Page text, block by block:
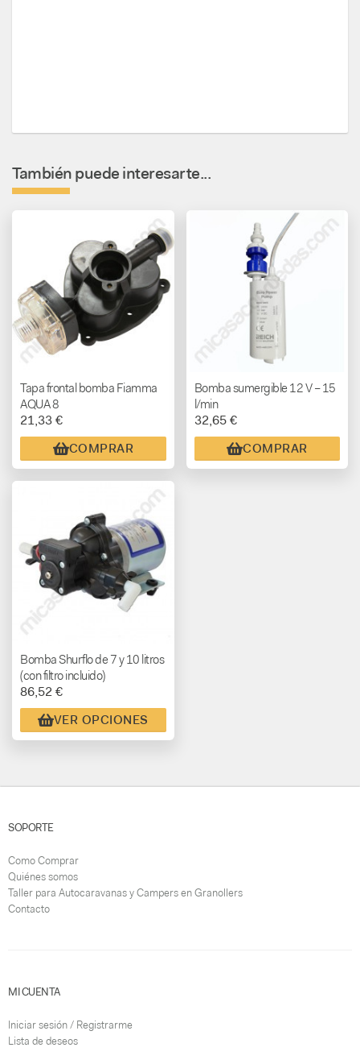
También puede interesarte...
Tapa frontal bomba Fiamma
AQUA 8
21,33 €
COMPRAR
Bomba sumergible 12 V – 15
l/min
32,65 €
COMPRAR
Bomba Shurflo de 7 y 10 litros
(con filtro incluido)
86,52 €
VER OPCIONES
SOPORTE
Como Comprar
Quiénes somos
Taller para Autocaravanas y Campers en Granollers
Contacto
MI CUENTA
Iniciar sesión / Registrarme
Lista de deseos